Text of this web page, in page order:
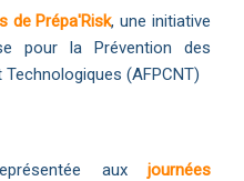
de Prépa'Risk, une initiative
pour la Prévention des
(AFPCNT)
aux journées